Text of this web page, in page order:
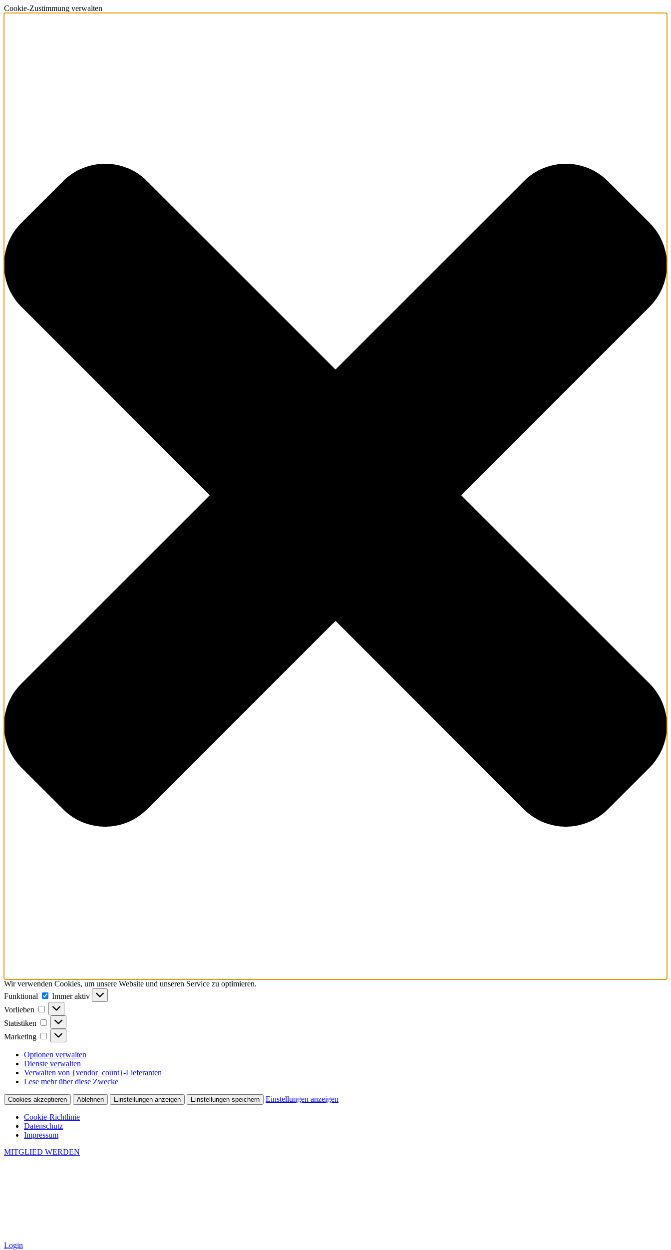
Cookie-Zustimmung verwalten
Wir verwenden Cookies, um unsere Website und unseren Service zu optimieren.
Funktional
Funktional
Immer aktiv
Vorlieben
Vorlieben
Statistiken Statistiken
Marketing Marketing
Optionen verwalten
Dienste verwalten
Verwalten von {vendor_count}-Lieferanten
Lese mehr über diese Zwecke
Cookies akzeptieren Ablehnen Einstellungen anzeigen Einstellungen speichern Einstellungen anzeigen
Cookie-Richtlinie
Datenschutz
Impressum
MITGLIED WERDEN
Login